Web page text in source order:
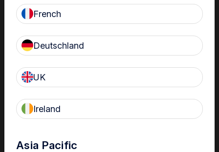
Réduction du fardeau administratif
journaux papier1
French
Deutschland
UK
Ireland
Asia Pacific